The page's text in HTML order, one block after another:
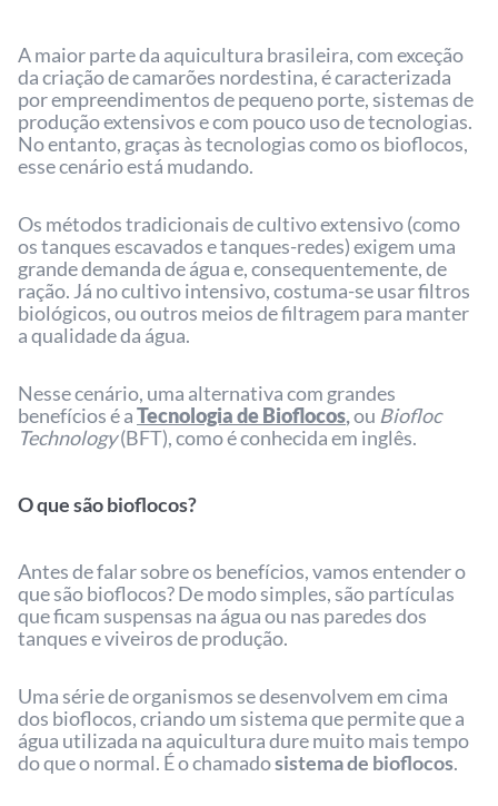
A maior parte da aquicultura brasileira, com exceção
da criação de camarões nordestina, é caracterizada
por empreendimentos de pequeno porte, sistemas de
produção extensivos e com pouco uso de tecnologias.
No entanto, graças às tecnologias como os bioflocos,
esse cenário está mudando.
Os métodos tradicionais de cultivo extensivo (como
os tanques escavados e tanques-redes) exigem uma
grande demanda de água e, consequentemente, de
ração. Já no cultivo intensivo, costuma-se usar filtros
biológicos, ou outros meios de filtragem para manter
a qualidade da água.
Nesse cenário, uma alternativa com grandes
benefícios é aTecnologia de Bioflocos,ou Biofloc
Technology(BFT), como é conhecida em inglês.
O que são bioflocos?
Antes de falar sobre os benefícios, vamos entender o
que são bioflocos? De modo simples, são partículas
que ficam suspensas na água ou nas paredes dos
tanques e viveiros de produção.
Uma série de organismos se desenvolvem em cima
dos bioflocos, criando um sistema que permite que a
água utilizada na aquicultura dure muito mais tempo
do que o normal. É o chamadosistema de bioflocos.